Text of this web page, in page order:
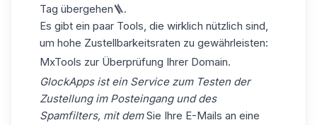
Tag übergehen🪜.
Es gibt ein paar Tools, die wirklich nützlich sind,
um hohe Zustellbarkeitsraten zu gewährleisten:
MxTools zur Überprüfung Ihrer Domain.
GlockApps ist ein Service zum Testen der
Zustellung im Posteingang und des
Spamfilters, mit demSie Ihre E-Mails an eine